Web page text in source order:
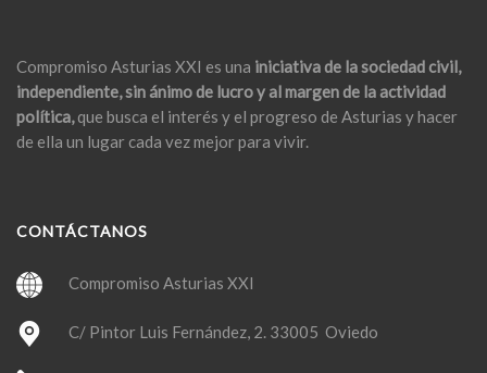
Compromiso Asturias XXI es una iniciativa de la sociedad civil,
independiente, sin ánimo de lucro y al margen de la actividad
política,que busca el interés y el progreso de Asturias y hacer
de ella un lugar cada vez mejor para vivir.
CONTÁCTANOS
Compromiso Asturias XXI
C/ Pintor Luis Fernández, 2. 33005 Oviedo